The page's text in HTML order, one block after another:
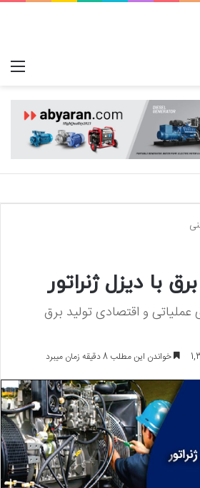
با دیزل ژنراتور
عملیاتی و اقتصادی تولید برق
خواندن این مطلب 8 دقیقه زمان میبرد